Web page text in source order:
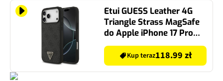
Etui GUESS Leather 4G
Triangle Strass MagSafe
do Apple iPhone 17 Pro
Max Czarny
Kup teraz118.99 zł